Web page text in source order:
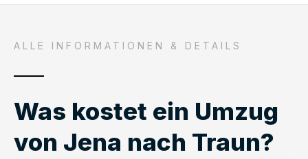
ALLE INFORMATIONEN & DETAILS
Was kostet ein Umzug
von Jena nach Traun?